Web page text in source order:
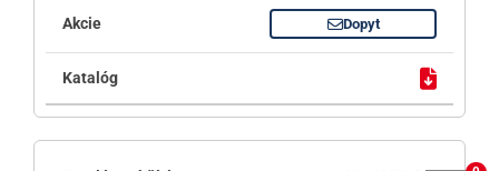
Dopyt